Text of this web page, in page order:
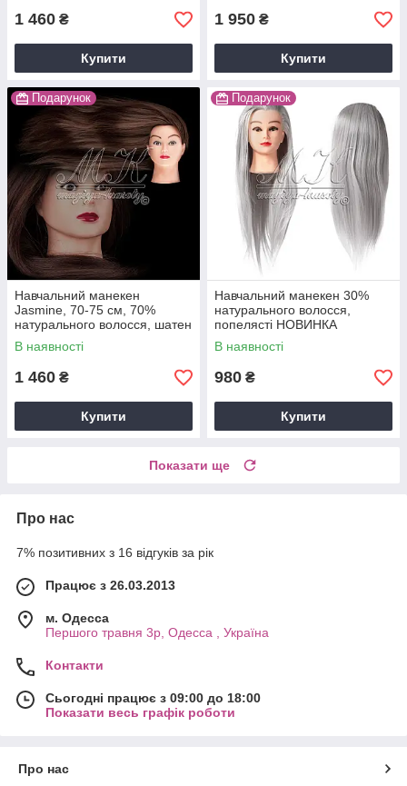
1 460 ₴
Купити
1 950 ₴
Купити
Подарунок
Навчальний манекен
Jasmine, 70-75 см, 70%
натурального волосся, шатен
В наявності
1 460 ₴
Купити
Подарунок
Навчальний манекен 30%
натурального волосся,
попелясті НОВИНКА
В наявності
980 ₴
Купити
Показати ще
Про нас
7% позитивних з 16 відгуків за рік
Працює з 26.03.2013
м. Одесса
Першого травня 3р, Одесса , Україна
Контакти
Сьогодні працює з 09:00 до 18:00
Показати весь графік роботи
Про нас